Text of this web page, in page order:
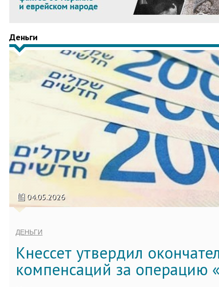
Деньги
04.05.2026
ДЕНЬГИ
Кнессет утвердил
компенсаций за операцию